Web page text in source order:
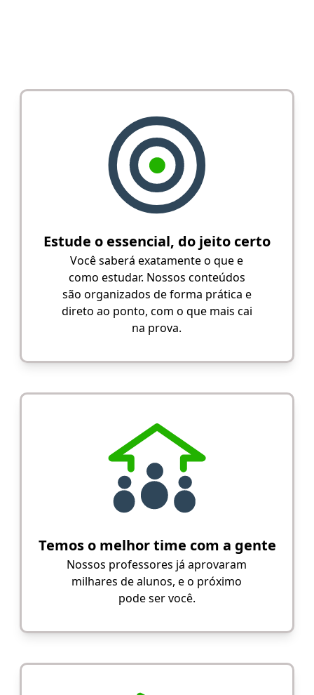
Estude o essencial, do jeito certo
Você saberá exatamente o que e
como estudar. Nossos conteúdos
são organizados de forma prática e
direto ao ponto, com o que mais cai
na prova.
Temos o melhor time com a gente
Nossos professores já aprovaram
milhares de alunos, e o próximo
pode ser você.